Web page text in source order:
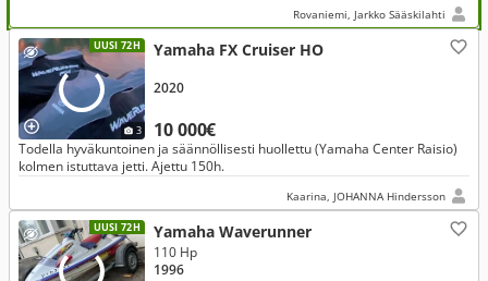
Rovaniemi, Jarkko Sääskilahti
UUSI 72H
3
Yamaha FX Cruiser HO
10 000€
2020
Todella hyväkuntoinen ja säännöllisesti huollettu (Yamaha Center Raisio)
kolmen istuttava jetti. Ajettu 150h.
Kaarina, JOHANNA Hindersson
UUSI 72H Yamaha Waverunner
110 Hp
1996